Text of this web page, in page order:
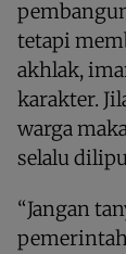
tetapi
akhlak,
karakter.
warga
selalu
“Jangan